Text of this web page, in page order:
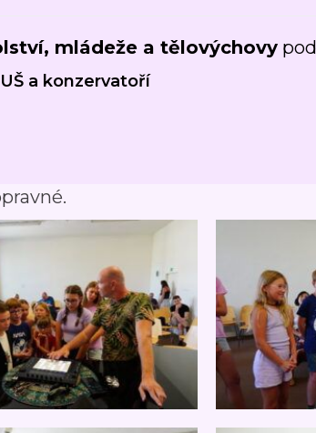
mládeže a tělovýchovy
a konzervatoří